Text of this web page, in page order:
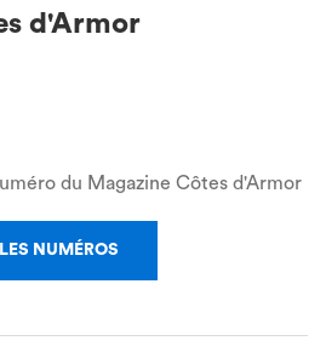
d'Armor
du Magazine Côtes d'Armor
NUMÉROS